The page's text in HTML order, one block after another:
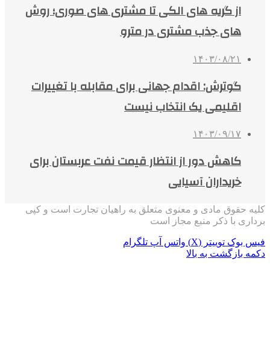
از گریه های الکی تا مشتری های صوری؛ روش
های جذب مشتری در مترو
۱۴۰۳/۰۸/۲۱
گوترش: اقدام جهانی برای مقابله با تغییرات
اقلیمی یک انتخاب نیست
۱۴۰۳/۰۹/۱۷
کاهش دور از انتظار قیمت نفت عربستان برای
خریداران آسیایی
کلیه حقوق مادی و معنوی متعلق به راهیان تجارت است و کپی
برداری با ذکر منبع مجاز است
فیس بوک توییتر (X) واتس آپ تلگرام
دکمه بازگشت به بالا